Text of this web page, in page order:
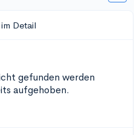
Detail
gefunden werden
aufgehoben.